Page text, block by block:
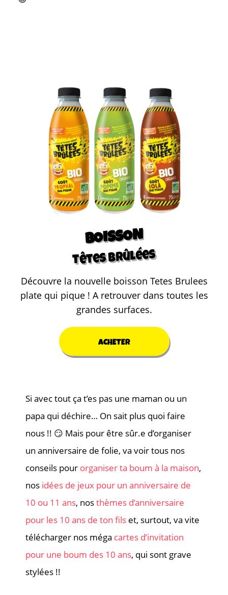
BOISSON
Têtes Brûlées
Découvre la nouvelle boisson Tetes Brulees
plate qui pique ! A retrouver dans toutes les
grandes surfaces.
ACHETER
Si avec tout ça t’es pas une maman ou un
papa qui déchire… On sait plus quoi faire
nous !! 😏 Mais pour être sûr.e d’organiser
un anniversaire de folie, va voir tous nos
conseils pour organiser ta boum à la maison,
nos idées de jeux pour un anniversaire de
10 ou 11 ans, nosthèmes d’anniversaire
pour les 10 ans de ton fils et, surtout, va vite
télécharger nos méga cartes d’invitation
pour une boum des 10 ans, qui sont grave
stylées !!